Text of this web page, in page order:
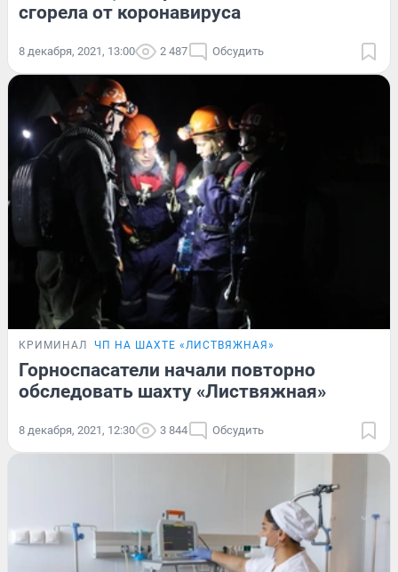
сгорела от коронавируса
8 декабря, 2021, 13:00 2 487 Обсудить
КРИМИНАЛ ЧП НА ШАХТЕ «ЛИСТВЯЖНАЯ»
Горноспасатели начали повторно
обследовать шахту «Листвяжная»
8 декабря, 2021, 12:30 3 844 Обсудить